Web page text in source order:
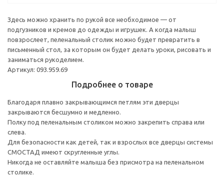
Здесь можно хранить по рукой все необходимое — от
подгузников и кремов до одежды и игрушек. А когда малыш
повзрослеет, пеленальный столик можно будет превратить в
письменный стол, за которым он будет делать уроки, рисовать и
заниматься рукоделием.
Артикул: 093.959.69
Подробнее о товаре
Благодаря плавно закрывающимся петлям эти дверцы
закрываются бесшумно и медленно.
Полку под пеленальным столиком можно закрепить справа или
слева.
Для безопасности как детей, так и взрослых все дверцы системы
СМОСТАД имеют скругленные углы.
Никогда не оставляйте малыша без присмотра на пеленальном
столике.